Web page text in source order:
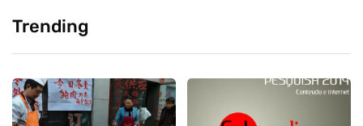
Trending